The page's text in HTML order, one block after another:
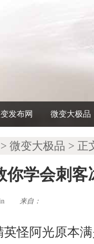
发布网 微变大极品
> 微变大极品 > 正
你学会刺客
来自：
怪阿光原本